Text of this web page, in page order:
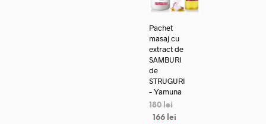
Pachet
masaj cu
extract de
SAMBURI
de
STRUGURI
– Yamuna
180lei
166 lei